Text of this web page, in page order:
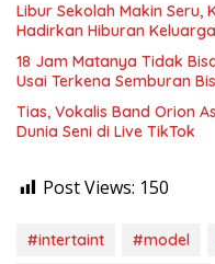
Libur Sekolah Makin Seru,
Hadirkan Hiburan
18 Jam Matanya Tidak
Usai Terkena Semburan
Tias, Vokalis Band Orion
Dunia Seni di Live TikTok
Post Views: 150
#intertaint #model